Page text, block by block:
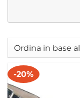
-20%